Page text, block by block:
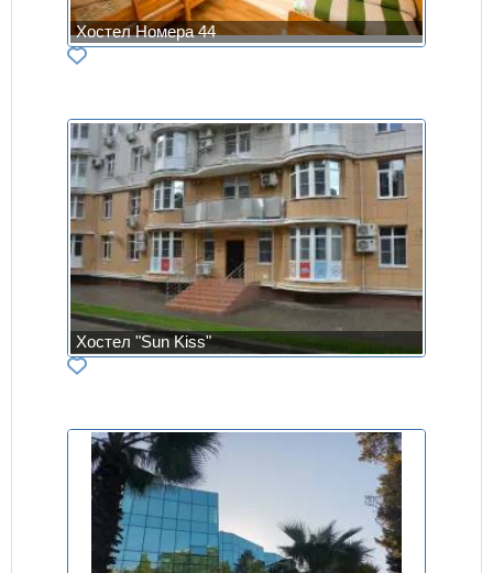
Хостел Номера 44
Хостел "Sun Kiss"